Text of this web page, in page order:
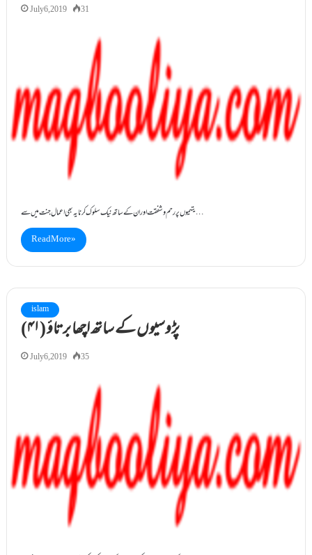
July 6, 2019 31
یتیموں پر رحم و شفقت اور ان کے ساتھ نیک سلوک کرنا یہ بھی اعمال جنت میں سے…
Read More »
islam
(۴۱) پڑوسیوں کے ساتھ اچھا برتاؤ
July 6, 2019 35